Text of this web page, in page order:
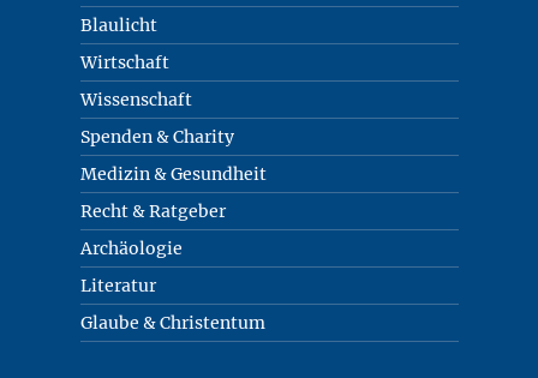
Blaulicht
Wirtschaft
Wissenschaft
Spenden & Charity
Medizin & Gesundheit
Recht & Ratgeber
Archäologie
Literatur
Glaube & Christentum